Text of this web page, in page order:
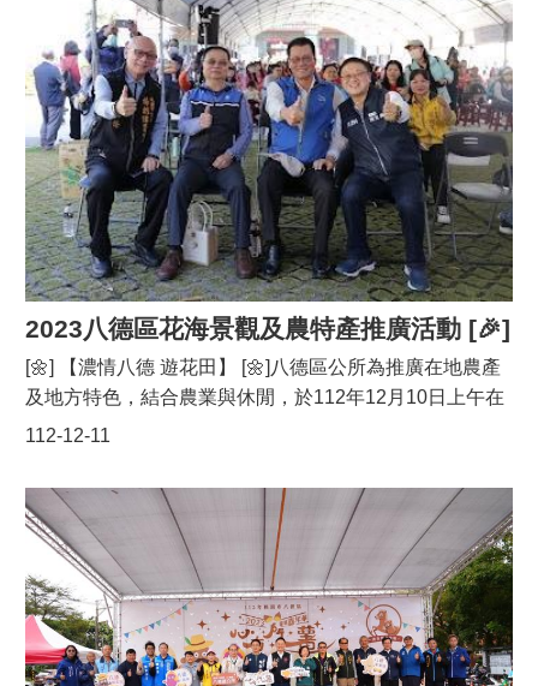
府
私
權
政
策
政
府
網
資
料
開
告
站
安
全
政
策
柏吟、議長邱奕勝、議員楊朝偉、朱珍瑤、段樹文、呂林
小鳳等人、許家睿議員之助理及里長們發送聖誕糖果，為
現場增添歡樂氛圍。聖誕節雖源自於西方宗教文化，但在
國際化的現在，生活與精神都已相互融合並成為生活的一
部份，更是家人或親朋好友相聚一起共度歡樂時光的時
節。而在家庭與社會當中，兒童與父母都是市政特別著重
的對象，桃園市為保障兒童福祉、減輕家庭照顧壓力以及
因應桃園人口發展特色，將成為全國首創「婦幼局」的縣
市政府，透過整合社會局、衛生局、教育局等單位業務，
以推動婦女發展及權益保障、幼兒托育及婦幼健康管理及
新住民事務等服務，讓保障得以更全面及完善；此外，為
擴大保障兒童權益，除現有的親子館外，日前更成立「桃
園市共融兒童服務中心」，提供親職教育、課後輔導、諮
詢、支持性服務外，更強調了安全的遊戲空間，保障兒童
的「遊戲權」，同時也契合CRC聯合國兒童權利公約所保
居城市。為延續歡樂的聖誕氛圍，聖誕裝置藝術展期自12
月16日起至12月25日止，每日下午5時至10時點燈，為期
10日的展期，歡迎大、小朋友至八德的耶誕埕，體驗星光
點點的聖誕假期。今天雖然天候不佳，氣溫極低，但在民
眾熱情參與下，活動在晚間8:30劃下完美休止符，八德區
公所感謝所有參與人，並提前祝福大家聖誕節快樂!
2023八德區花海景觀及農特產推廣活動 [🎉]
112-12-11
[🌼] 【濃情八德 遊花田】 [🌼]八德區公所為推廣在地農產
及地方特色，結合農業與休閒，於112年12月10日上午在
八德區姜太公廟前廣場舉辦「濃情八德 遊花田」地方農特
卡。活動由桃園市政府農業局局長陳冠義、八德區長蔡豊
展、議長邱奕勝、立委趙正宇、市議員許家睿、朱珍瑤、
段樹文及各里里長皆親臨指導，另市議員楊朝偉、呂林小
鳳、亦派代表出席致意八德區因地形與氣候優勢，並擁有
優良栽培技術的優秀農民，造就了屢次獲得全國好米優勝
的佳績。此外，八德頗負盛名的網室蔬菜，透過產銷一貫
的企業化經營，成為北台灣蔬菜的重要產地。八德區公所